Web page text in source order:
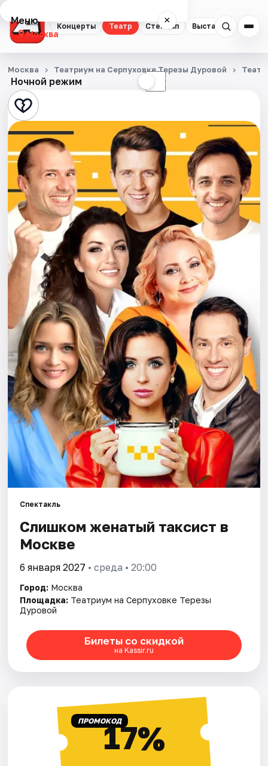
Концерты Театр Стендап Выставки
Меню ×
Москва
Концерты
Театр
Стендап
Выставки
Квесты
Экскурсии
Спорт
События
Города
Площадки
Артисты
Рейтинги
Ночной режим ☾
Москва Театриум на Серпуховке Терезы Дуровой Театр
Спектакль
Слишком женатый таксист в
Москве
6 января 2027 • среда • 20:00
Город: Москва
Площадка: Театриум на Серпуховке Терезы
Дуровой
Билеты со скидкой
на Kassir.ru
ПРОМОКОД17%